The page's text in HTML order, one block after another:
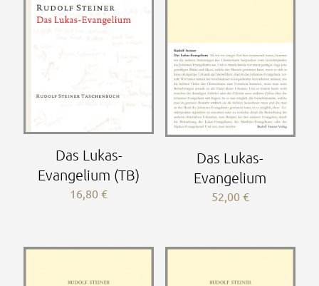
Das Lukas-
Evangelium (TB)
16,80€
Das Lukas-
Evangelium
52,00 €